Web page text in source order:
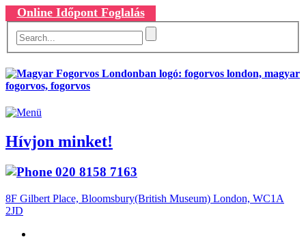
Online Időpont Foglalás
Hívjon minket!
020 8158 7163
8F Gilbert Place, Bloomsbury(British Museum) London, WC1A
2JD